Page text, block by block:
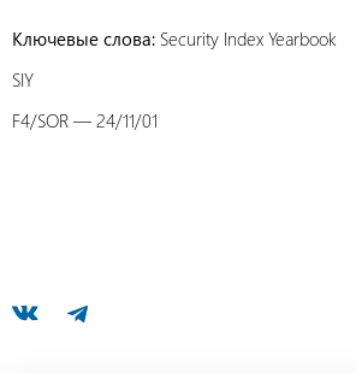
Ключевые слова: Security Index Yearbook
SIY
F4/SOR — 24/11/01